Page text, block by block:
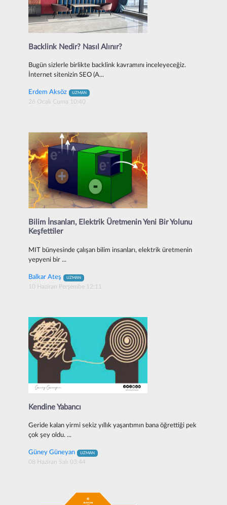
Backlink Nedir? Nasıl Alınır?
Bugün sizlerle birlikte backlink kavramını inceleyeceğiz.
İnternet sitenizin SEO (A...
Erdem Aksöz UZMAN
26 Ocak Cuma 10:40
Bilim İnsanları, Elektrik Üretmenin Yeni Bir Yolunu
Keşfettiler
MIT bünyesinde çalışan bilim insanları, elektrik üretmenin
yepyeni bir ...
Balkar Ateş UZMAN
10 Haziran Perşembe 12:11
Kendine Yabancı
Geride kalan yirmi sekiz yıllık yaşantımın bana öğrettiği pek
çok şey oldu. ...
Güney Güneyan UZMAN
08 Haziran Salı 03:44